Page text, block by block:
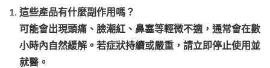
這些產品有什麼副作用嗎？
可能會出現頭痛、臉潮紅、鼻塞等輕微不適，通常會在數
小時內自然緩解。若症狀持續或嚴重，請立即停止使用並
就醫。